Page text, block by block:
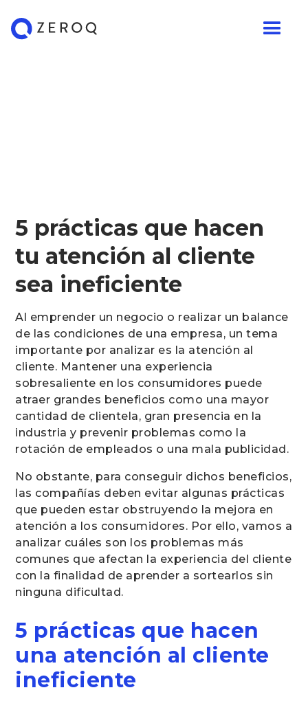
5 prácticas que hacen
tu atención al cliente
sea ineficiente
Al emprender un negocio o realizar un balance
de las condiciones de una empresa, un tema
importante por analizar es la atención al
cliente. Mantener una experiencia
sobresaliente en los consumidores puede
atraer grandes beneficios como una mayor
cantidad de clientela, gran presencia en la
industria y prevenir problemas como la
rotación de empleados o una mala publicidad.
No obstante, para conseguir dichos beneficios,
las compañías deben evitar algunas prácticas
que pueden estar obstruyendo la mejora en
atención a los consumidores. Por ello, vamos a
analizar cuáles son los problemas más
comunes que afectan la experiencia del cliente
con la finalidad de aprender a sortearlos sin
ninguna dificultad.
5 prácticas que hacen
una atención al cliente
ineficiente